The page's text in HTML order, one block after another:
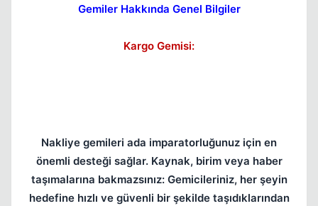
Gemiler Hakkında Genel Bilgiler
Kargo Gemisi:
Nakliye gemileri ada imparatorluğunuz için en
önemli desteği sağlar. Kaynak, birim veya haber
taşımalarına bakmazsınız: Gemicileriniz, her şeyin
hedefine hızlı ve güvenli bir şekilde taşıdıklarından